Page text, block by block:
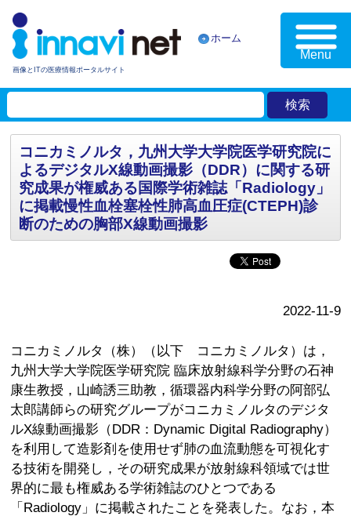
画像とITの医療情報ポータルサイト
ホーム
Menu
コニカミノルタ，九州大学大学院医学研究院に
よるデジタルX線動画撮影（DDR）に関する研
究成果が権威ある国際学術雑誌「Radiology」
に掲載慢性血栓塞栓性肺高血圧症(CTEPH)診
断のための胸部X線動画撮影
2022-11-9
コニカミノルタ（株）（以下 コニカミノルタ）は，
九州大学大学院医学研究院 臨床放射線科学分野の石神
康生教授，山崎誘三助教，循環器内科学分野の阿部弘
太郎講師らの研究グループがコニカミノルタのデジタ
ルX線動画撮影（DDR：Dynamic Digital Radiography）
を利用して造影剤を使用せず肺の血流動態を可視化す
る技術を開発し，その研究成果が放射線科領域では世
界的に最も権威ある学術雑誌のひとつである
「Radiology」に掲載されたことを発表した。なお，本